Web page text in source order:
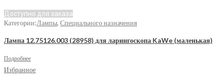
Доступно для заказа
Категории:Лампы, Специального назначения
Лампа 12.75126.003 (28958) для ларингоскопа KaWe (маленькая)
Подробнее
Избранное